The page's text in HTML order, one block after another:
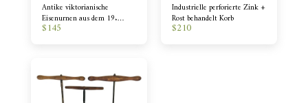
Antike viktorianische
Eisenurnen aus dem 19.
Jahrhundert - ein Paar
$145
Industrielle perforierte Zink +
Rost behandelt Korb
$210